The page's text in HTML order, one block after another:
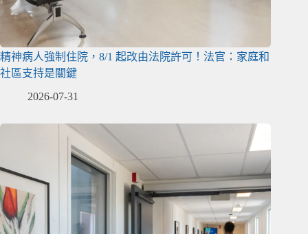
精神病人強制住院，8/1 起改由法院許可！法官：家庭和
社區支持是關鍵
2026-07-31